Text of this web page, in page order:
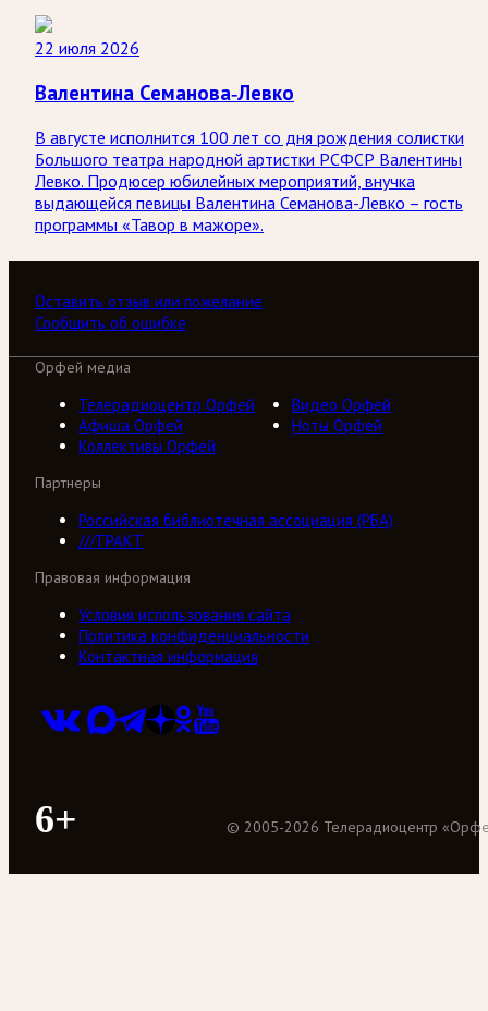
22 июля 2026
Валентина Семанова-Левко
В августе исполнится 100 лет со дня рождения солистки
Большого театра народной артистки РСФСР Валентины
Левко. Продюсер юбилейных мероприятий, внучка
выдающейся певицы Валентина Семанова-Левко – гость
программы «Тавор в мажоре».
Оставить отзыв или пожелание
Сообщить об ошибке
Орфей медиа
Телерадиоцентр Орфей
Видео Орфей
Афиша Орфей
Ноты Орфей
Коллективы Орфей
Партнеры
Российская библиотечная ассоциация (РБА)
///ТРАКТ
Правовая информация
Условия использования сайта
Политика конфиденциальности
Контактная информация
6+ © 2005-2026 Телерадиоцентр